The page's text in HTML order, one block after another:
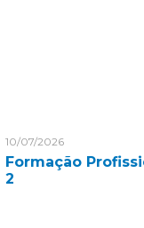
10/07/2026
Formação
2